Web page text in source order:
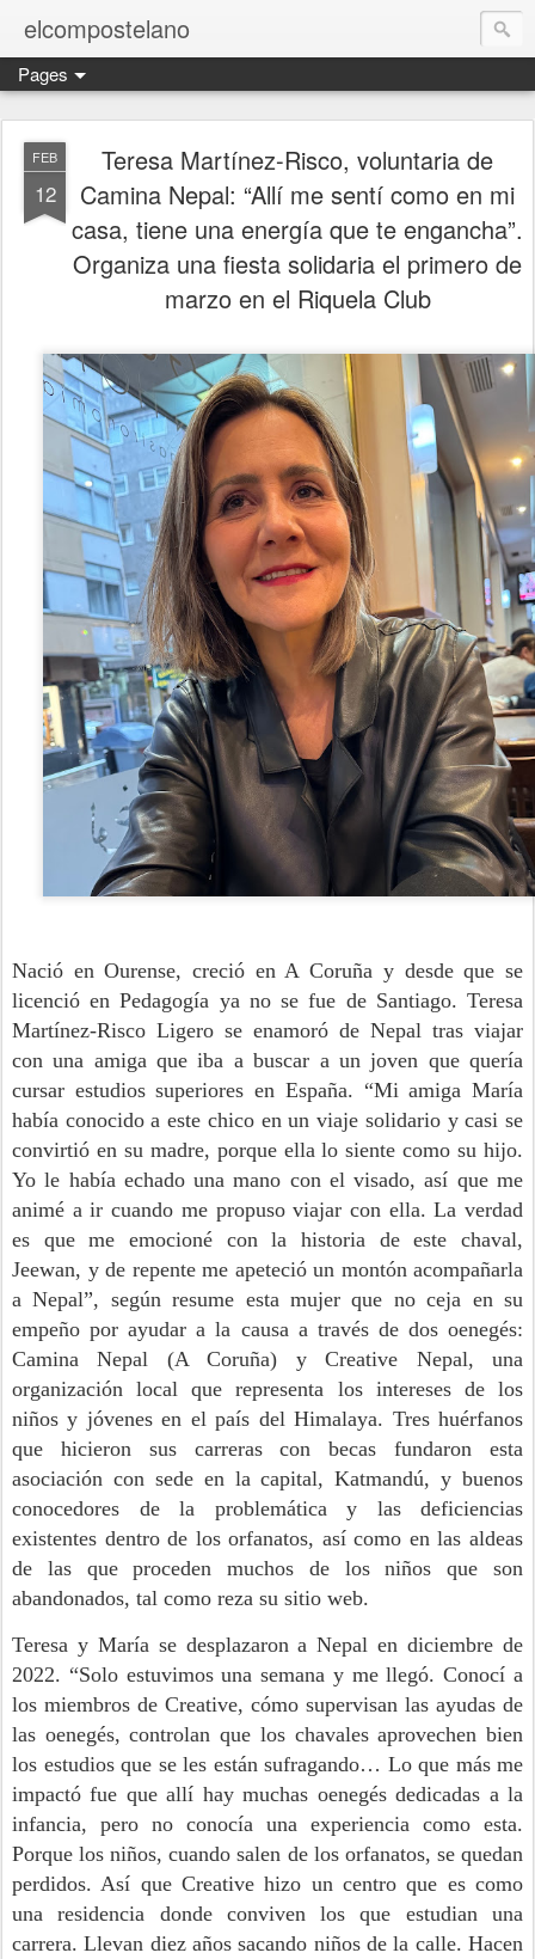
elcompostelano
Pages
FEB
12
Teresa Martínez-Risco, voluntaria de
Camina Nepal: “Allí me sentí como en mi
casa, tiene una energía que te engancha”.
Organiza una fiesta solidaria el primero de
marzo en el Riquela Club
Nació en Ourense, creció en A Coruña y desde que se
licenció en Pedagogía ya no se fue de Santiago. Teresa
Martínez-Risco Ligero se enamoró de Nepal tras viajar
con una amiga que iba a buscar a un joven que quería
cursar estudios superiores en España. “Mi amiga María
había conocido a este chico en un viaje solidario y casi se
convirtió en su madre, porque ella lo siente como su hijo.
Yo le había echado una mano con el visado, así que me
animé a ir cuando me propuso viajar con ella. La verdad
es que me emocioné con la historia de este chaval,
Jeewan, y de repente me apeteció un montón acompañarla
a Nepal”, según resume esta mujer que no ceja en su
empeño por ayudar a la causa a través de dos oenegés:
Camina Nepal (A Coruña) y Creative Nepal, una
organización local que representa los intereses de los
niños y jóvenes en el país del Himalaya. Tres huérfanos
que hicieron sus carreras con becas fundaron esta
asociación con sede en la capital, Katmandú, y buenos
conocedores de la problemática y las deficiencias
existentes dentro de los orfanatos, así como en las aldeas
de las que proceden muchos de los niños que son
abandonados, tal como reza su sitio web.
Teresa y María se desplazaron a Nepal en diciembre de
2022. “Solo estuvimos una semana y me llegó. Conocí a
los miembros de Creative, cómo supervisan las ayudas de
las oenegés, controlan que los chavales aprovechen bien
los estudios que se les están sufragando… Lo que más me
impactó fue que allí hay muchas oenegés dedicadas a la
infancia, pero no conocía una experiencia como esta.
Porque los niños, cuando salen de los orfanatos, se quedan
perdidos. Así que Creative hizo un centro que es como
una residencia donde conviven los que estudian una
carrera. Llevan diez años sacando niños de la calle. Hacen